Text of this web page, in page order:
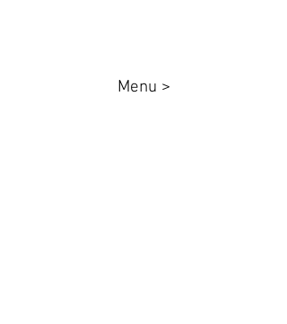
Menu >